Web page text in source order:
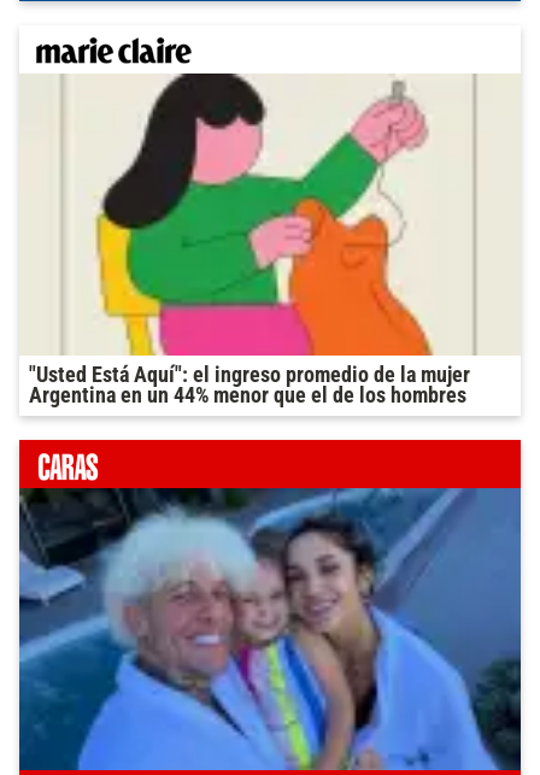
"Usted Está Aquí": el ingreso promedio de la mujer
Argentina en un 44% menor que el de los hombres